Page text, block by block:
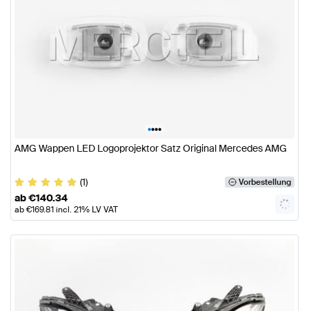
••••
AMG Wappen LED Logoprojektor Satz Original Mercedes AMG
(1) Vorbestellung
ab€140.34
ab€169.81incl. 21% LV VAT